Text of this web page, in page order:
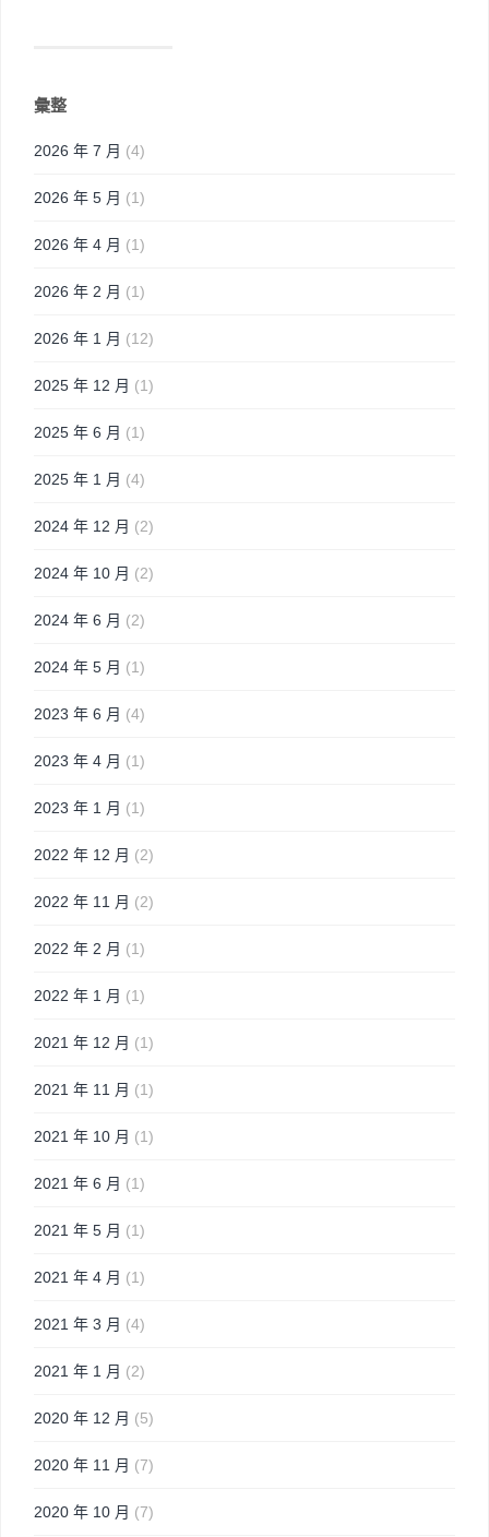
彙整
2026 年 7 月 (4)
2026 年 5 月 (1)
2026 年 4 月 (1)
2026 年 2 月 (1)
2026 年 1 月 (12)
2025 年 12 月 (1)
2025 年 6 月 (1)
2025 年 1 月 (4)
2024 年 12 月 (2)
2024 年 10 月 (2)
2024 年 6 月 (2)
2024 年 5 月 (1)
2023 年 6 月 (4)
2023 年 4 月 (1)
2023 年 1 月 (1)
2022 年 12 月 (2)
2022 年 11 月 (2)
2022 年 2 月 (1)
2022 年 1 月 (1)
2021 年 12 月 (1)
2021 年 11 月 (1)
2021 年 10 月 (1)
2021 年 6 月 (1)
2021 年 5 月 (1)
2021 年 4 月 (1)
2021 年 3 月 (4)
2021 年 1 月 (2)
2020 年 12 月 (5)
2020 年 11 月 (7)
2020 年 10 月 (7)